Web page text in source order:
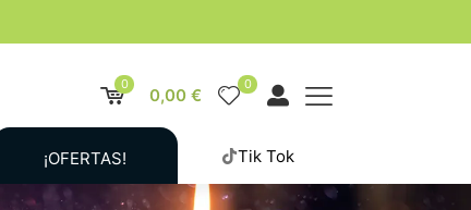
0
0,00 €
0
¡OFERTAS! Tik Tok